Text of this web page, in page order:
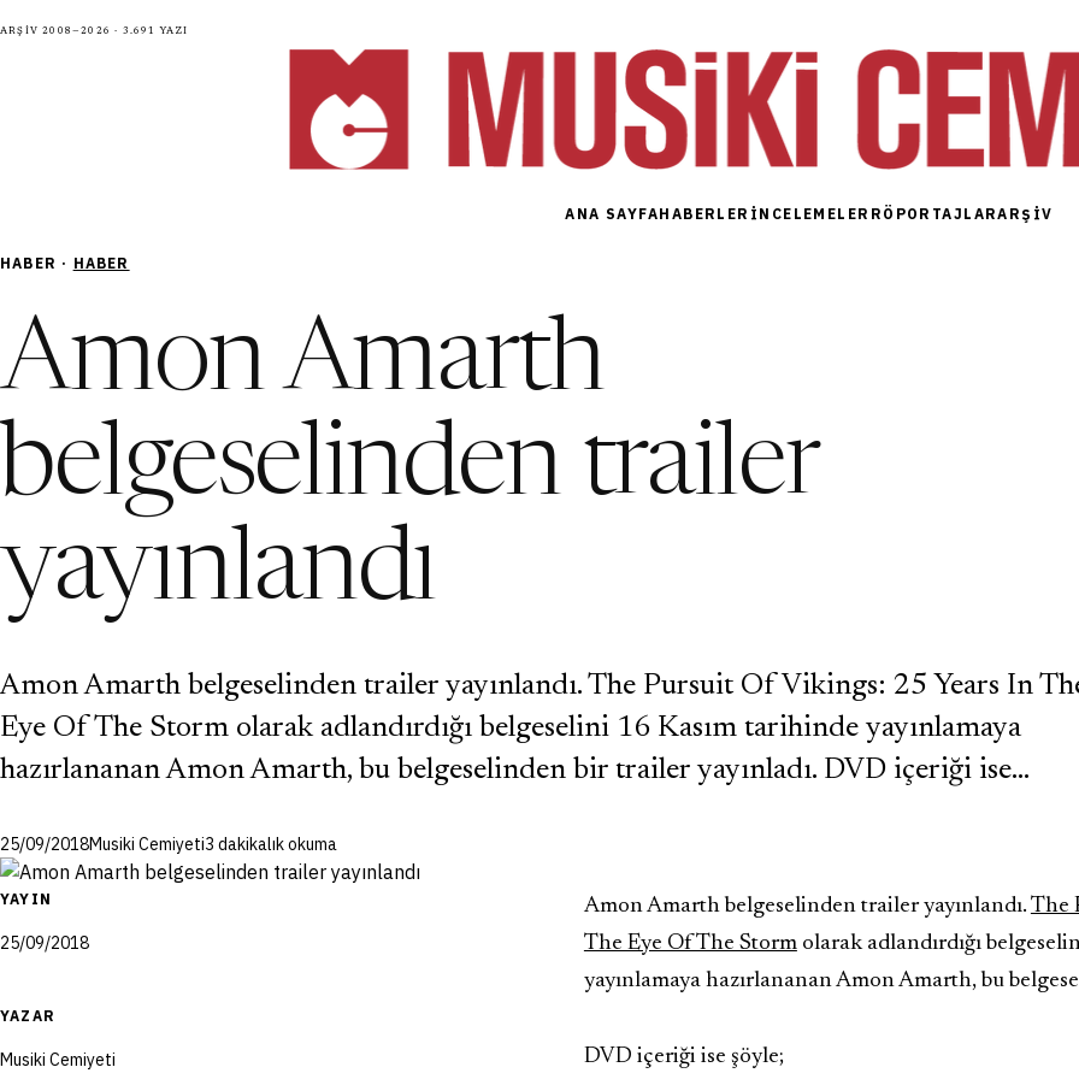
Arşiv 2008—2026 · 3.691 yazı
ANA SAYFAHABERLER İNCELEMELER RÖPORTAJLARARŞIV
HABER · HABER
Amon Amarth
belgeselinden trailer
yayınlandı
Amon Amarth belgeselinden trailer yayınlandı. The Pursuit Of Vikings: 25 Years In
Eye Of The Storm olarak adlandırdığı belgeselini 16 Kasım tarihinde yayınlamaya
hazırlananan Amon Amarth, bu belgeselinden bir trailer yayınladı. DVD içeriği ise…
25/09/2018Musiki Cemiyeti3 dakikalık okuma
YAYIN
25/09/2018
YAZAR
Musiki Cemiyeti
Amon Amarth belgeselinden trailer yayınlandı. The
The Eye Of The Stormolarak adlandırdığı
yayınlamaya hazırlananan Amon Amarth, bu
DVD içeriği ise şöyle;